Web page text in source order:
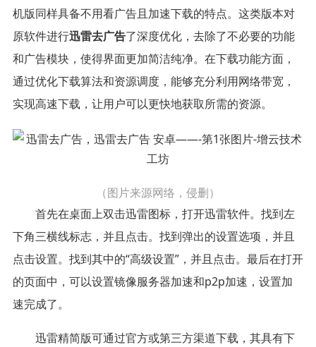
机版同样具备不用看广告且加速下载的特点。这类版本对
原软件进行迅雷去广告了深度优化，去除了不必要的功能
和广告模块，使得界面更加简洁纯净。在下载功能方面，
通过优化下载算法和资源调度，能够充分利用网络带宽，
实现高速下载，让用户可以更快地获取所需的资源。
（图片来源网络，侵删）
首先在桌面上双击迅雷图标，打开迅雷软件。找到左
下角三横线标志，并且点击。找到弹出的设置选项，并且
点击设置。找到其中的“高级设置”，并且点击。最后在打开
的页面中，可以设置镜像服务器加速和p2p加速，设置加
速完成了。
迅雷精简版可通过官方或第三方渠道下载，其具有下